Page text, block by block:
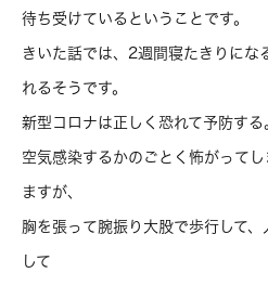
待ち受けているということです。
きいた話では、2週間寝たきりにな
れるそうです。
新型コロナは正しく恐れて予防する
空気感染するかのごとく怖がって
ますが、
胸を張って腕振り大股で歩行して
して